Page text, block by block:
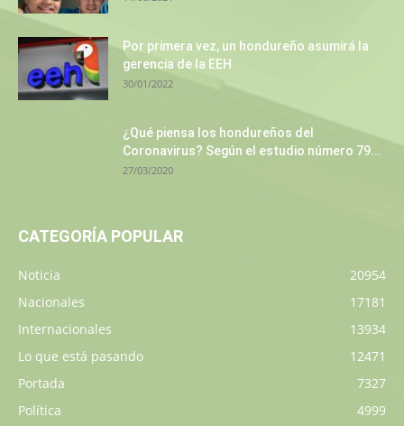
Por primera vez, un hondureño asumirá la
gerencia de la EEH
30/01/2022
¿Qué piensa los hondureños del
Coronavirus? Según el estudio número 79...
27/03/2020
CATEGORÍA POPULAR
Noticia
20954
Nacionales
17181
Internacionales
13934
Lo que está pasando
12471
Portada
7327
Política
4999